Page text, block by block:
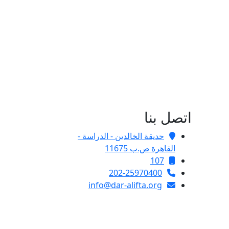
اتصل بنا
حديقة الخالدين - الدراسة -
القاهرة ص.ب 11675
107
202-25970400
info@dar-alifta.org